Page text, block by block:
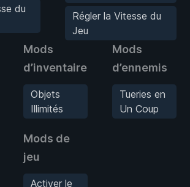
du
Régler la Vitesse du
Jeu
Mods
d’inventaire
Objets
Illimités
Mods de
jeu
Activer le
Mods
d’ennemis
Tueries en
Un Coup